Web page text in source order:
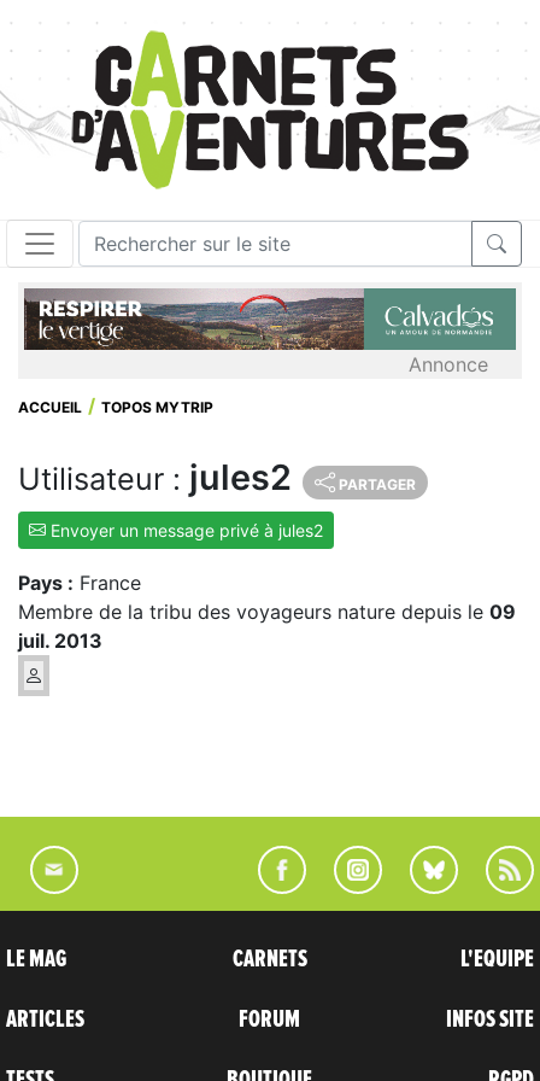
Annonce
ACCUEIL TOPOS MYTRIP
Utilisateur : jules2 PARTAGER
Envoyer un message privé à jules2
Pays : France
Membre de la tribu des voyageurs nature depuis le 09
juil. 2013
LE MAG
ARTICLES
CARNETS
FORUM
L'EQUIPE
INFOS SITE